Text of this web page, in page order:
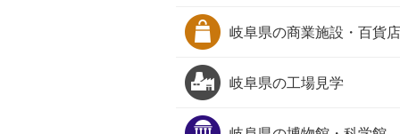
岐阜県の商業施設・百貨店
岐阜県の工場見学